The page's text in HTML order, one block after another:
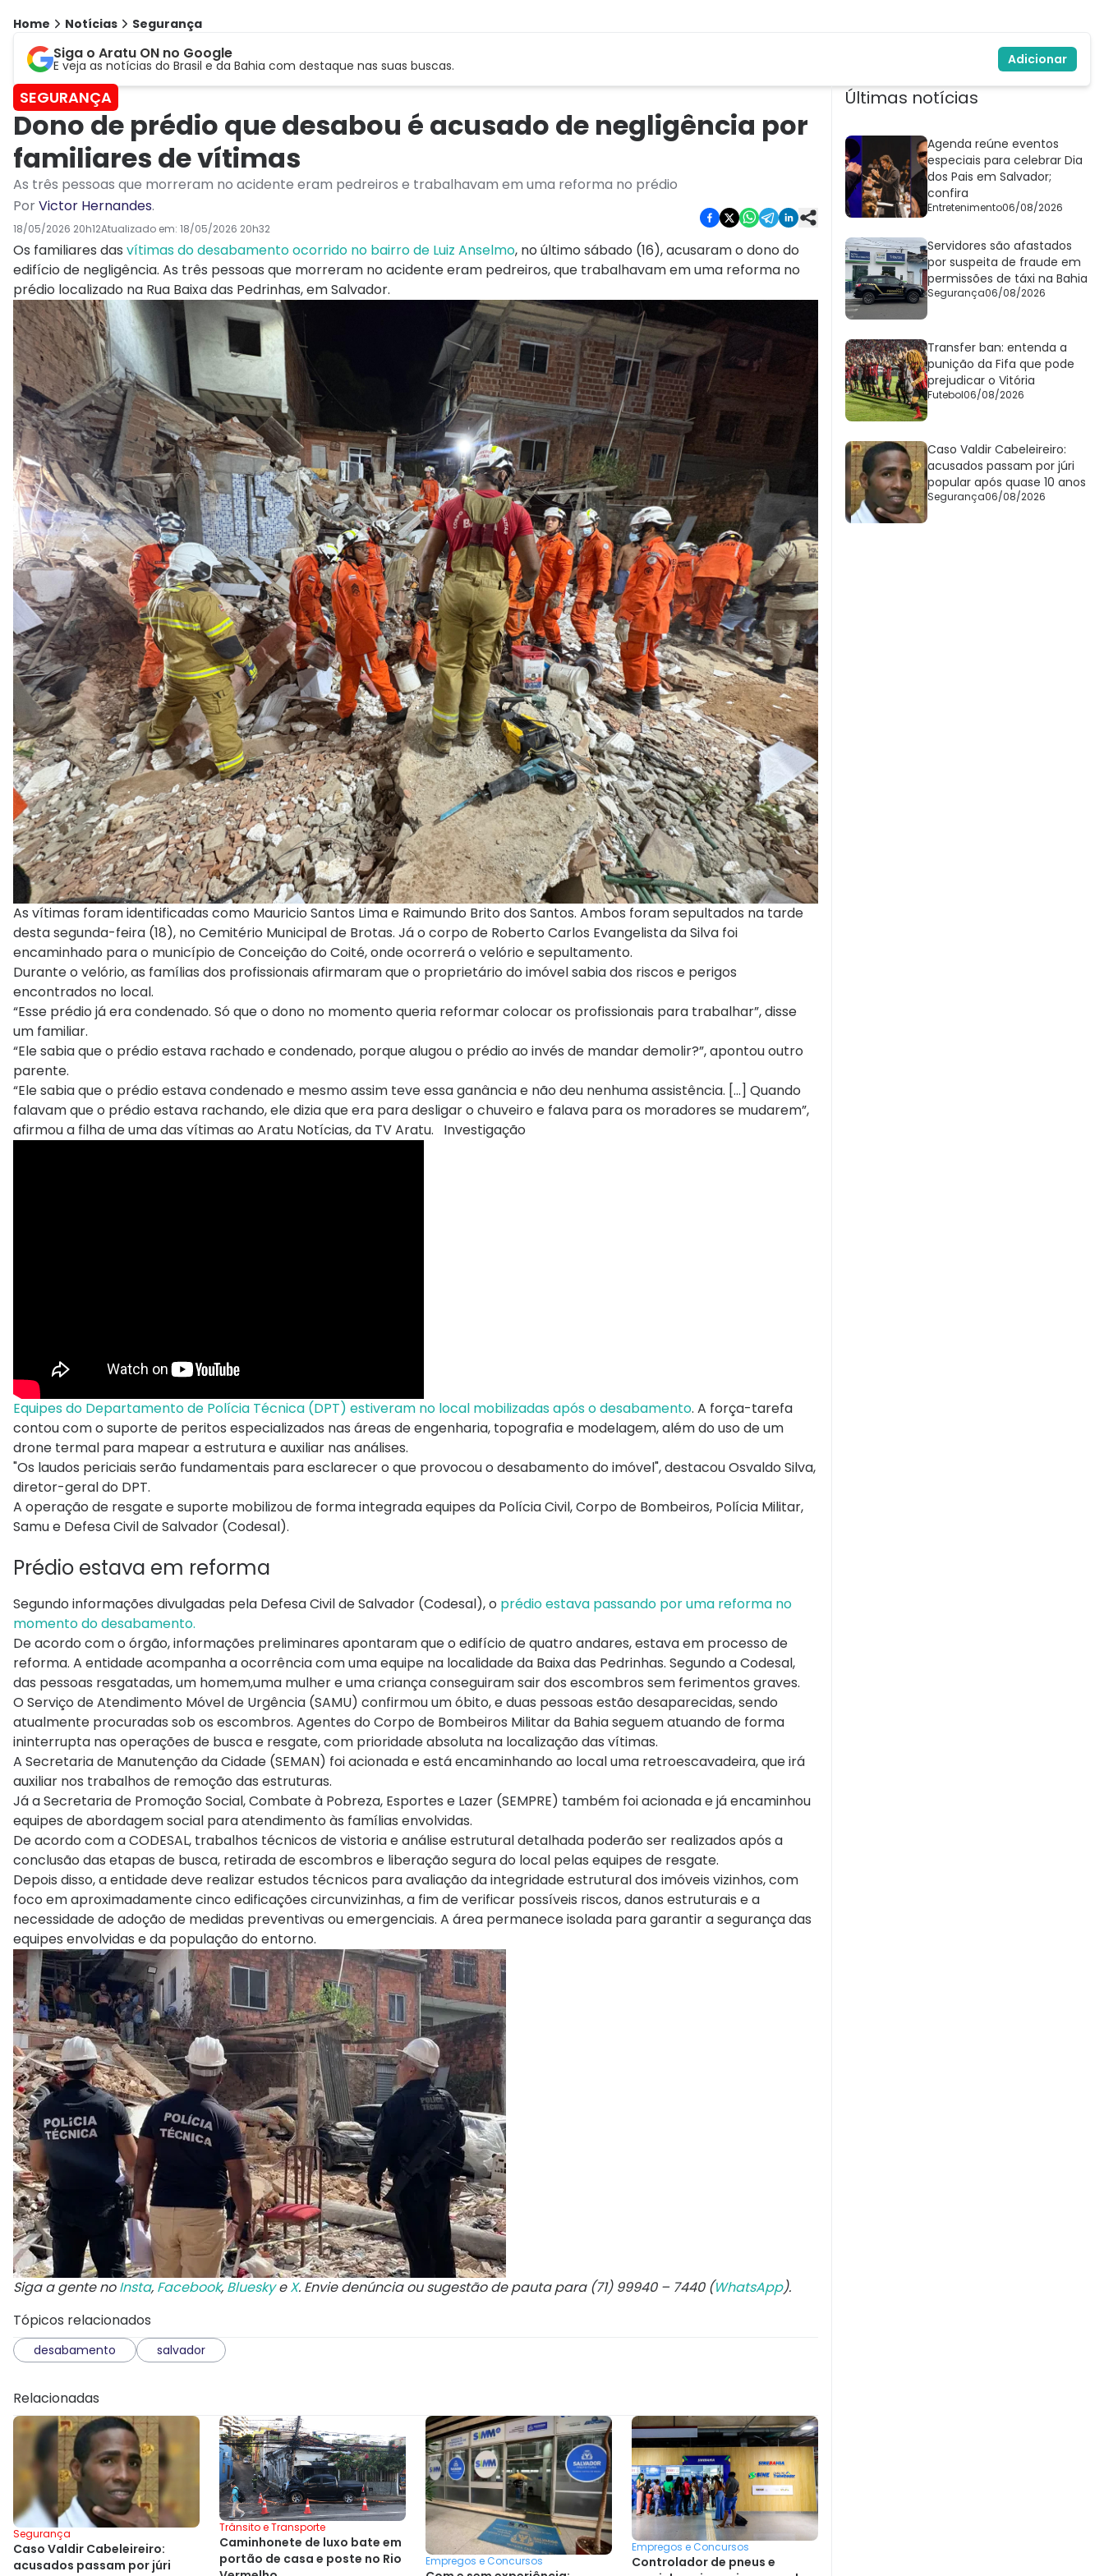
Home Notícias Segurança
Siga o Aratu ON no Google
E veja as notícias do Brasil e da Bahia com destaque nas suas buscas. Adicionar
SEGURANÇA
Dono de prédio que desabou é acusado de negligência por
familiares de vítimas
As três pessoas que morreram no acidente eram pedreiros e trabalhavam em uma reforma no prédio
PorVictor Hernandes.
18/05/2026 20h12Atualizado em: 18/05/2026 20h32
Os familiares das vítimas do desabamento ocorrido no bairro de Luiz Anselmo, no último sábado (16), acusaram o dono do
edifício de negligência. As três pessoas que morreram no acidente eram pedreiros, que trabalhavam em uma reforma no
prédio localizado na Rua Baixa das Pedrinhas, em Salvador.
As vítimas foram identificadas como Mauricio Santos Lima e Raimundo Brito dos Santos. Ambos foram sepultados na tarde
desta segunda-feira (18), no Cemitério Municipal de Brotas. Já o corpo de Roberto Carlos Evangelista da Silva foi
encaminhado para o município de Conceição do Coité, onde ocorrerá o velório e sepultamento.
Durante o velório, as famílias dos profissionais afirmaram que o proprietário do imóvel sabia dos riscos e perigos
encontrados no local.
“Esse prédio já era condenado. Só que o dono no momento queria reformar colocar os profissionais para trabalhar”, disse
um familiar.
“Ele sabia que o prédio estava rachado e condenado, porque alugou o prédio ao invés de mandar demolir?”, apontou outro
parente.
“Ele sabia que o prédio estava condenado e mesmo assim teve essa ganância e não deu nenhuma assistência. [...] Quando
falavam que o prédio estava rachando, ele dizia que era para desligar o chuveiro e falava para os moradores se mudarem”,
afirmou a filha de uma das vítimas ao Aratu Notícias, da TV Aratu. Investigação
Equipes do Departamento de Polícia Técnica (DPT) estiveram no local mobilizadas após o desabamento. A força-tarefa
contou com o suporte de peritos especializados nas áreas de engenharia, topografia e modelagem, além do uso de um
drone termal para mapear a estrutura e auxiliar nas análises.
"Os laudos periciais serão fundamentais para esclarecer o que provocou o desabamento do imóvel", destacou Osvaldo Silva,
diretor-geral do DPT.
A operação de resgate e suporte mobilizou de forma integrada equipes da Polícia Civil, Corpo de Bombeiros, Polícia Militar,
Samu e Defesa Civil de Salvador (Codesal).
Prédio estava em reforma
Segundo informações divulgadas pela Defesa Civil de Salvador (Codesal), o prédio estava passando por uma reforma no
momento do desabamento.
De acordo com o órgão, informações preliminares apontaram que o edifício de quatro andares, estava em processo de
reforma. A entidade acompanha a ocorrência com uma equipe na localidade da Baixa das Pedrinhas. Segundo a Codesal,
das pessoas resgatadas, um homem,uma mulher e uma criança conseguiram sair dos escombros sem ferimentos graves.
O Serviço de Atendimento Móvel de Urgência (SAMU) confirmou um óbito, e duas pessoas estão desaparecidas, sendo
atualmente procuradas sob os escombros. Agentes do Corpo de Bombeiros Militar da Bahia seguem atuando de forma
ininterrupta nas operações de busca e resgate, com prioridade absoluta na localização das vítimas.
A Secretaria de Manutenção da Cidade (SEMAN) foi acionada e está encaminhando ao local uma retroescavadeira, que irá
auxiliar nos trabalhos de remoção das estruturas.
Já a Secretaria de Promoção Social, Combate à Pobreza, Esportes e Lazer (SEMPRE) também foi acionada e já encaminhou
equipes de abordagem social para atendimento às famílias envolvidas.
De acordo com a CODESAL, trabalhos técnicos de vistoria e análise estrutural detalhada poderão ser realizados após a
conclusão das etapas de busca, retirada de escombros e liberação segura do local pelas equipes de resgate.
Depois disso, a entidade deve realizar estudos técnicos para avaliação da integridade estrutural dos imóveis vizinhos, com
foco em aproximadamente cinco edificações circunvizinhas, a fim de verificar possíveis riscos, danos estruturais e a
necessidade de adoção de medidas preventivas ou emergenciais. A área permanece isolada para garantir a segurança das
equipes envolvidas e da população do entorno.
Siga a gente noInsta, Facebook, BlueskyeX. Envie denúncia ou sugestão de pauta para (71) 99940 – 7440 (WhatsApp).
Tópicos relacionados
desabamento salvador
Relacionadas
Segurança
Caso Valdir Cabeleireiro:
acusados passam por júri
Trânsito e Transporte
Caminhonete de luxo bate em
portão de casa e poste no Rio
Empregos e Concursos
Empregos e Concursos
Controlador de pneus e
Últimas notícias
Agenda reúne eventos
especiais para celebrar Dia
dos Pais em Salvador;
confira
Entretenimento06/08/2026
Servidores são afastados
por suspeita de fraude em
permissões de táxi na Bahia
Segurança06/08/2026
Transfer ban: entenda a
punição da Fifa que pode
prejudicar o Vitória
Futebol06/08/2026
Caso Valdir Cabeleireiro:
acusados passam por júri
popular após quase 10 anos
Segurança06/08/2026